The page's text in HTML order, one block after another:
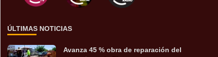
ÚLTIMAS NOTICIAS
Avanza 45 % obra de reparación del